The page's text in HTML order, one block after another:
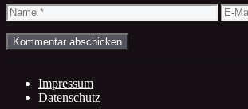
Name
E-
Mail-
Impressum
Datenschutz